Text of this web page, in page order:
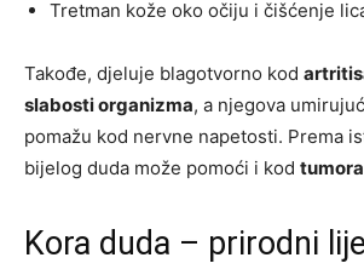
Tretman kože oko očiju i čišćenje
Takođe, djeluje blagotvorno kod
slabosti organizma, a njegova
pomažu kod nervne napetosti. Prema
bijelog duda može pomoći i kod
Kora duda – prirodni